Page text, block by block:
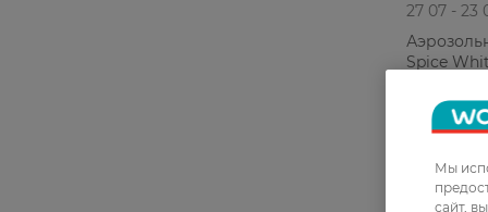
27 07 - 23
Spice
139,99 ГРН
Мы
сайт,